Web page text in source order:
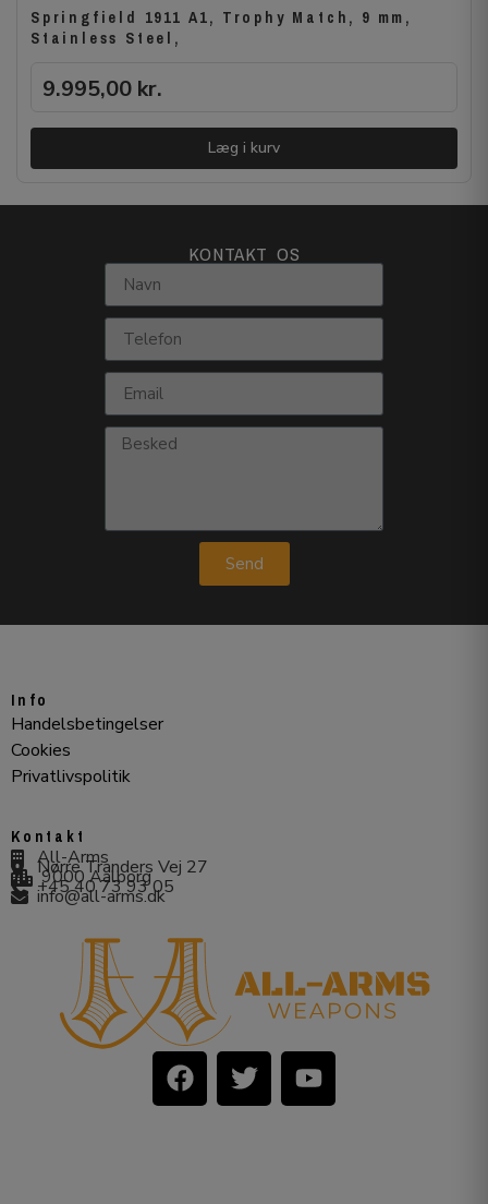
Springfield 1911 A1, Trophy Match, 9 mm,
Stainless Steel,
9.995,00 kr.
Læg i kurv
KONTAKT OS
Send
Info
Handelsbetingelser
Cookies
Privatlivspolitik
Kontakt
All-Arms
Nørre Tranders Vej 27
9000 Aalborg
+45 40 73 93 05
info@all-arms.dk